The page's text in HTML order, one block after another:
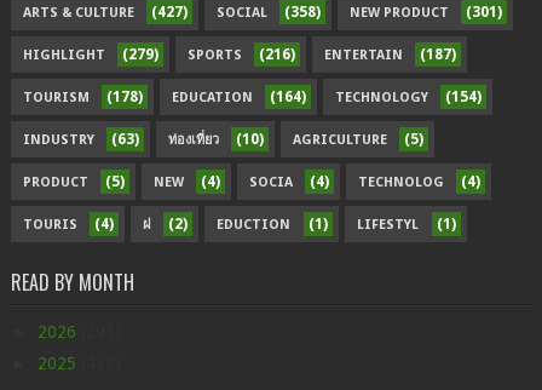
ARTS & CULTURE (427) SOCIAL (358) NEW PRODUCT (301)
HIGHLIGHT (279) SPORTS (216) ENTERTAIN (187)
TOURISM (178) EDUCATION (164) TECHNOLOGY (154)
INDUSTRY (63) ท่องเที่ยว (10) AGRICULTURE (5)
PRODUCT (5) NEW (4) SOCIA (4) TECHNOLOG (4)
TOURIS (4) ฝ (2) EDUCTION (1) LIFESTYL (1)
READ BY MONTH
2026
2025